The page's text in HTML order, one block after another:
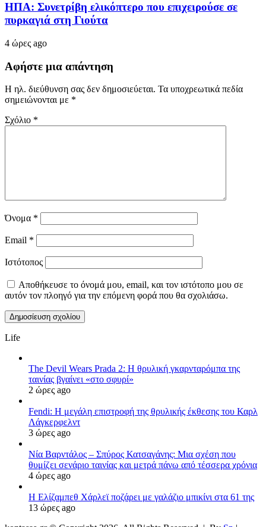
ΗΠΑ: Συνετρίβη ελικόπτερο που επιχειρούσε σε
πυρκαγιά στη Γιούτα
4 ώρες ago
Αφήστε μια απάντηση
Η ηλ. διεύθυνση σας δεν δημοσιεύεται. Τα υποχρεωτικά πεδία
σημειώνονται με *
Σχόλιο *
Όνομα *
Email *
Ιστότοπος
Αποθήκευσε το όνομά μου, email, και τον ιστότοπο μου σε
αυτόν τον πλοηγό για την επόμενη φορά που θα σχολιάσω.
Life
The Devil Wears Prada 2: Η θρυλική γκαρνταρόμπα της
ταινίας βγαίνει «στο σφυρί»
2 ώρες ago
Fendi: Η μεγάλη επιστροφή της θρυλικής έκθεσης του Καρλ
Λάγκερφελντ
3 ώρες ago
Νία Βαρντάλος – Σπύρος Κατσαγάνης: Μια σχέση που
θυμίζει σενάριο ταινίας και μετρά πάνω από τέσσερα χρόνια
4 ώρες ago
Η Ελίζαμπεθ Χάρλεϊ ποζάρει με γαλάζιο μπικίνι στα 61 της
13 ώρες ago